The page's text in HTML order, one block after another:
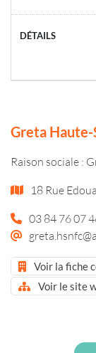
Greta Haute-
Raison sociale :
18 Rue
03 84 76 07
Voir la fiche
Voir le site